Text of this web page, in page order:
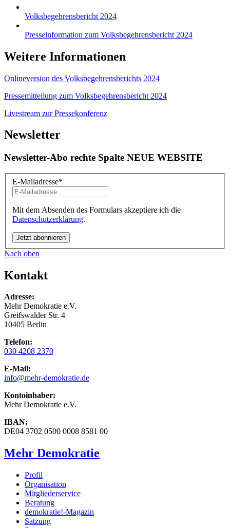
Volksbegehrensbericht 2024
Presseinformation zum Volksbegehrensbericht 2024
Weitere Informationen
Onlineversion des Volksbegehrensberichts 2024
Pressemitteilung zum Volksbegehrensbericht 2024
Livestream zur Pressekonferenz
Newsletter
Newsletter-Abo rechte Spalte NEUE WEBSITE
E-Mailadresse*
Mit dem Absenden des Formulars akzeptiere ich die
Datenschutzerklärung.
Nach oben
Kontakt
Adresse:
Mehr Demokratie e.V.
Greifswalder Str. 4
10405 Berlin
Telefon:
030 4208 2370
E-Mail:
info@mehr-demokratie.de
Kontoinhaber:
Mehr Demokratie e.V.
IBAN:
DE04 3702 0500 0008 8581 00
Mehr Demokratie
Profil
Organisation
Mitgliederservice
Beratung
demokratie!-Magazin
Satzung